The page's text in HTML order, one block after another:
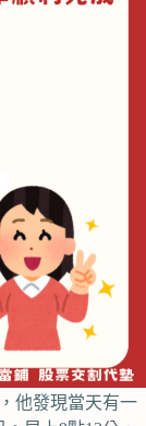
他發現當天有一